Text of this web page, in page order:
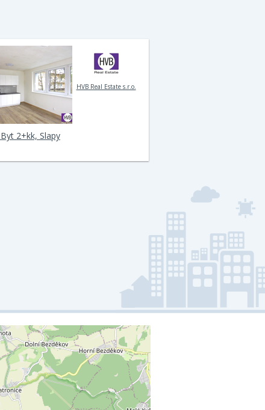
HVB Real Estate s.r.o.
2+kk, Slapy